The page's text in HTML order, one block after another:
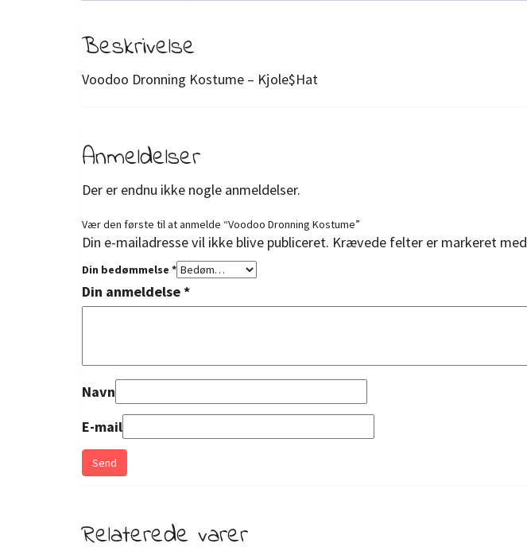
Beskrivelse
Voodoo Dronning Kostume – Kjole$Hat
Anmeldelser
Der er endnu ikke nogle anmeldelser.
Vær den første til at anmelde “Voodoo Dronning Kostume”
Din e-mailadresse vil ikke blive publiceret. Krævede felter er markeret med
Din bedømmelse *
Din anmeldelse*
Navn
E-mail
Relaterede varer